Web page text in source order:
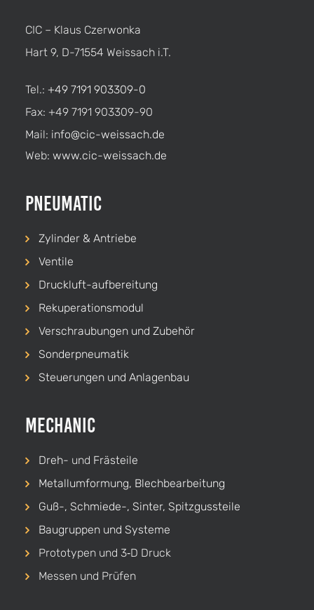
CIC – Klaus Czerwonka
Hart 9, D-71554 Weissach i.T.
Tel.: +49 7191 903309-0
Fax: +49 7191 903309-90
Mail: info@cic-weissach.de
Web: www.cic-weissach.de
Pneumatic
Zylinder & Antriebe
Ventile
Druckluft-aufbereitung
Rekuperationsmodul
Verschraubungen und Zubehör
Sonderpneumatik
Steuerungen und Anlagenbau
Mechanic
Dreh- und Frästeile
Metallumformung, Blechbearbeitung
Guß-, Schmiede-, Sinter, Spitzgussteile
Baugruppen und Systeme
Prototypen und 3‑D Druck
Messen und Prüfen